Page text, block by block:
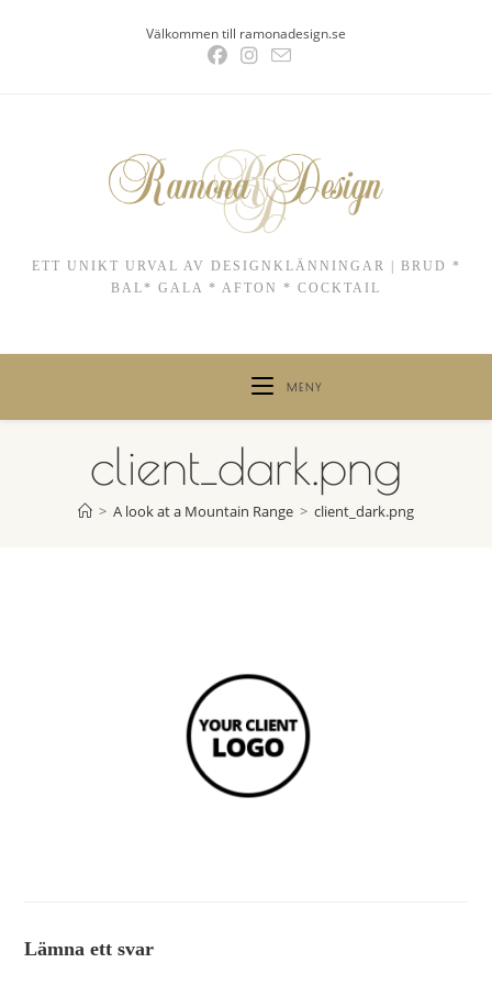
Välkommen till ramonadesign.se
ETT UNIKT URVAL AV DESIGNKLÄNNINGAR | BRUD *
BAL* GALA * AFTON * COCKTAIL
MENY
client_dark.png
> A look at a Mountain Range > client_dark.png
Lämna ett svar